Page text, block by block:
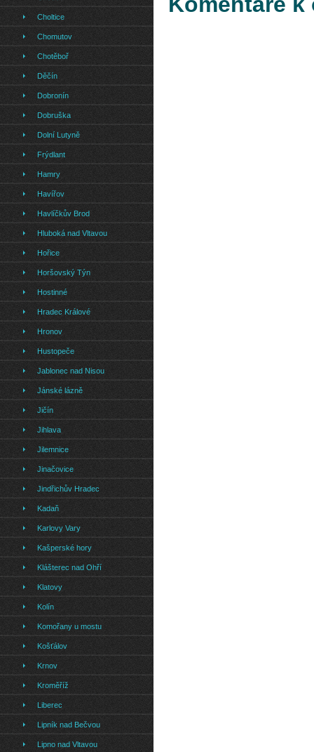
Choltice
Chomutov
Chotěboř
Děčín
Dobronín
Dobruška
Dolní Lutyně
Frýdlant
Hamry
Havířov
Havlíčkův Brod
Hluboká nad Vltavou
Hořice
Horšovský Týn
Hostinné
Hradec Králové
Hronov
Hustopeče
Jablonec nad Nisou
Jánské lázně
Jičín
Jihlava
Jilemnice
Jinačovice
Jindřichův Hradec
Kadaň
Karlovy Vary
Kašperské hory
Klášterec nad Ohří
Klatovy
Kolín
Komořany u mostu
Košťálov
Krnov
Kroměříž
Liberec
Lipník nad Bečvou
Lipno nad Vltavou